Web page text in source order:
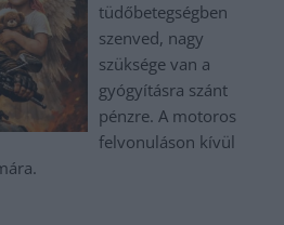
tüdőbetegségben
szenved, nagy
szüksége van a
gyógyításra szánt
pénzre. A motoros
felvonuláson kívül